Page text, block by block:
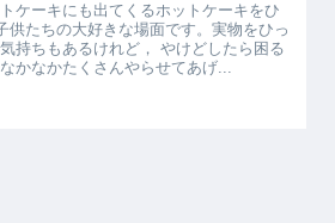
ケーキにも出てくるホットケーキをひ
供たちの大好きな場面です。実物をひっ
持ちもあるけれど， やけどしたら困る
かなかたくさんやらせてあげ...